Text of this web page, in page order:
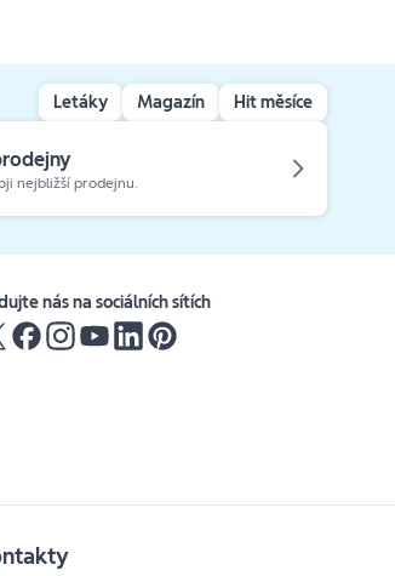
Letáky Magazín Hit měsíce
nejbližší prodejnu.
nás na sociálních sítích